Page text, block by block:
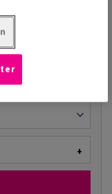
+